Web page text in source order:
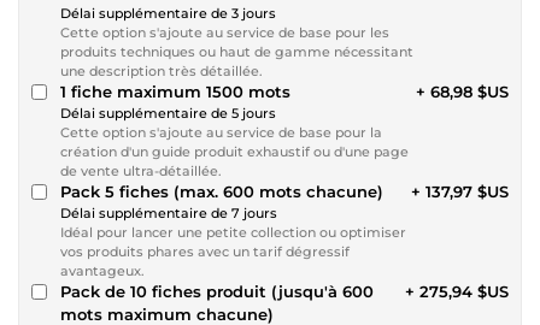
Délai supplémentaire de 3 jours
Cette option s'ajoute au service de base pour les
produits techniques ou haut de gamme nécessitant
une description très détaillée.
1 fiche maximum 1500 mots
Délai supplémentaire de 5 jours
Cette option s'ajoute au service de base pour la
création d'un guide produit exhaustif ou d'une page
de vente ultra-détaillée.
+ 68,98 $US
Pack 5 fiches (max. 600 mots chacune)
Délai supplémentaire de 7 jours
Idéal pour lancer une petite collection ou optimiser
vos produits phares avec un tarif dégressif
avantageux.
+ 137,97 $US
Pack de 10 fiches produit (jusqu'à 600
mots maximum chacune)
+ 275,94 $US